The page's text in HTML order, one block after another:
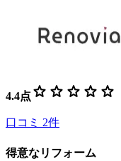
4.4点 star star star star star
口コミ 2件
得意なリフォーム